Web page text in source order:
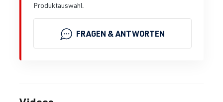
Produktauswahl.
FRAGEN & ANTWORTEN